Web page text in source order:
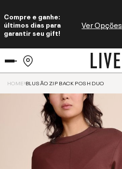
Compre e ganhe:
últimos dias para
garantir seu gift!
Ver Opções
HOME BLUSÃO ZIP BACK POSH DUO